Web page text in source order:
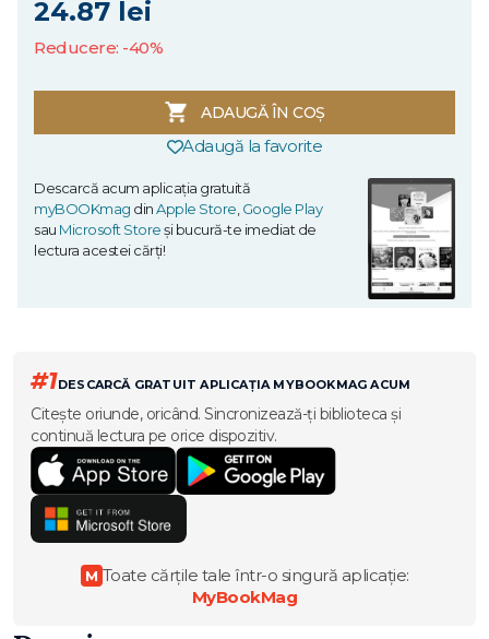
24.87 lei
Reducere: -40%
ADAUGĂ ÎN COȘ
Adaugă la favorite
Descarcă acum aplicația gratuită
myBOOKmag dinApple Store,Google Play
sau Microsoft Storeși bucură-te imediat de
lectura acestei cărți!
#1DESCARCĂ GRATUIT APLICAȚIA MYBOOKMAG ACUM
Citește oriunde, oricând. Sincronizează-ți biblioteca și
continuă lectura pe orice dispozitiv.
M Toate cărțile tale într-o singură aplicație:
MyBookMag